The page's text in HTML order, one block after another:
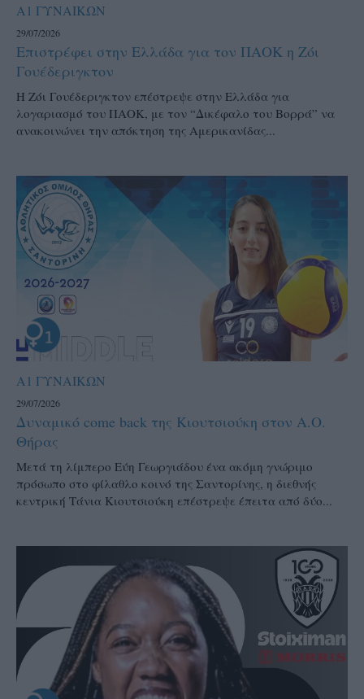
Α1 ΓΥΝΑΙΚΩΝ
29/07/2026
Επιστρέφει στην Ελλάδα για τον ΠΑΟΚ η Ζόι
Γουέδεριγκτον
Η Ζόι Γουέδεριγκτον επέστρεψε στην Ελλάδα για
λογαριασμό του ΠΑΟΚ, με τον “Δικέφαλο του Βορρά” να
ανακοινώνει την απόκτηση της Αμερικανίδας...
Α1 ΓΥΝΑΙΚΩΝ
29/07/2026
Δυναμικό come back της Κιουτσιούκη στον Α.Ο.
Θήρας
Μετά τη λίμπερο Εύη Γεωργιάδου ένα ακόμη γνώριμο
πρόσωπο στο φίλαθλο κοινό της Σαντορίνης, η διεθνής
κεντρική Τάνια Κιουτσιούκη επέστρεψε έπειτα από δύο...